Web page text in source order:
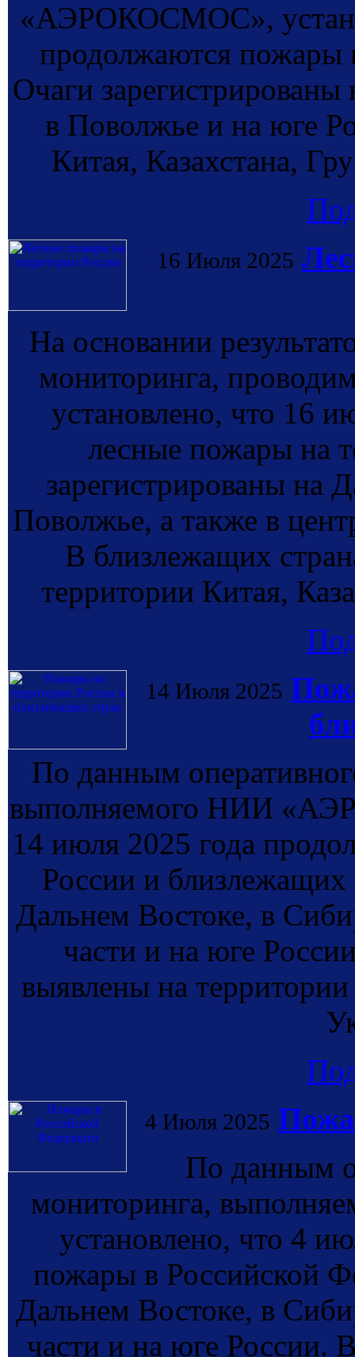
«АЭРОКОСМОС»,
продолжаются пожары
Очаги
в Поволжье и на юге
Китая, Казахстана,
16 Июля 2025
На основании
мониторинга,
установлено, что 16
лесные пожары на
зарегистрированы на
Поволжье, а также в
В близлежащих
территории Китая,
14 Июля 2025
По данным
выполняемого НИИ
14 июля 2025 года
России и
Дальнем Востоке, в
части и на юге
выявлены на
4 Июля 2025
По данным
мониторинга,
установлено, что 4
пожары в Российской
Дальнем Востоке, в
части и на юге России.